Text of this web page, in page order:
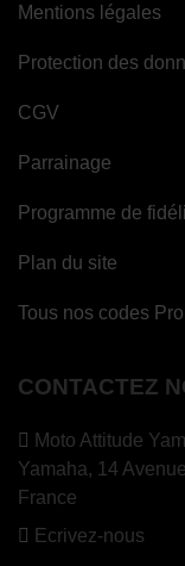
Mentions légales
Protection des
CGV
Parrainage
Programme de
Plan du site
Tous nos codes
CONTACTEZ
Moto Attitude
Yamaha, 14
France
Ecrivez-nous